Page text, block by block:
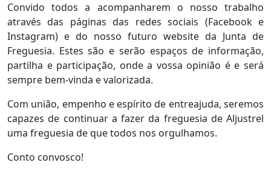
Convido todos a acompanharem o nosso trabalho
através das páginas das redes sociais (Facebook e
Instagram) e do nosso futuro website da Junta de
Freguesia. Estes são e serão espaços de informação,
partilha e participação, onde a vossa opinião é e será
sempre bem-vinda e valorizada.
Com união, empenho e espírito de entreajuda, seremos
capazes de continuar a fazer da freguesia de Aljustrel
uma freguesia de que todos nos orgulhamos.
Conto convosco!